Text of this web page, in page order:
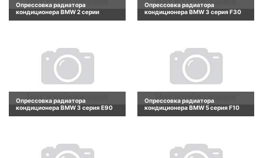
Опрессовка радиатора
кондиционера BMW 2 серии
Опрессовка радиатора
кондиционера BMW 3 серия F30
Опрессовка радиатора
кондиционера BMW 3 серия E90
Опрессовка радиатора
кондиционера BMW 5 серия F10